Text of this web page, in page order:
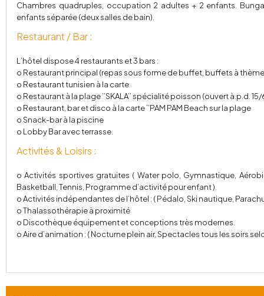
Chambres quadruples, occupation 2 adultes + 2 enfants.
enfants séparée (deux salles de bain).
Restaurant / Bar :
L’hôtel dispose 4 restaurants et 3 bars :
o Restaurant principal (repas sous forme de buffet, buffets à
o Restaurant tunisien à la carte
o Restaurant à la plage ’’SKALA’’ spécialité poisson (ouvert à.p.d.
o Restaurant, bar et disco à la carte ’’PAM PAM Beach sur la plage
o Snack-bar à la piscine
o Lobby Bar avec terrasse.
Activités & Loisirs :
o Activités sportives gratuites ( Water polo, Gymnastique,
Basketball, Tennis, Programme d’activité pour enfant ).
o Activités indépendantes de l’hôtel : ( Pédalo, Ski nautique,
o Thalassothérapie à proximité
o Discothèque équipement et conceptions très modernes.
o Aire d’animation : ( Nocturne plein air, Spectacles tous les soirs